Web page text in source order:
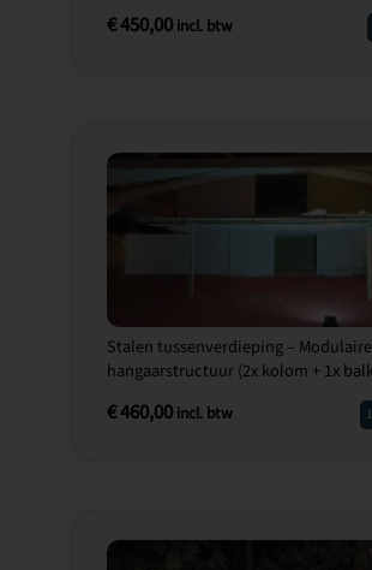
€450,00 incl. btw
Stalen tussenverdieping – Modulaire
hangaarstructuur (2x kolom + 1x
€460,00 incl. btw